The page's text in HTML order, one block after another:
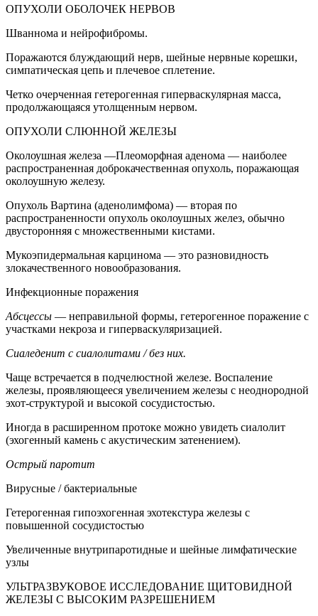
ОПУХОЛИ ОБОЛОЧЕК НЕРВОВ
Шваннома и нейрофибромы.
Поражаются блуждающий нерв, шейные нервные корешки,
симпатическая цепь и плечевое сплетение.
Четко очерченная гетерогенная гиперваскулярная масса,
продолжающаяся утолщенным нервом.
ОПУХОЛИ СЛЮННОЙ ЖЕЛЕЗЫ
Околоушная железа —Плеоморфная аденома — наиболее
распространенная доброкачественная опухоль, поражающая
околоушную железу.
Опухоль Вартина (аденолимфома) — вторая по
распространенности опухоль околоушных желез, обычно
двусторонняя с множественными кистами.
Мукоэпидермальная карцинома — это разновидность
злокачественного новообразования.
Инфекционные поражения
Абсцессы — неправильной формы, гетерогенное поражение с
участками некроза и гиперваскуляризацией.
Сиаледенит с сиалолитами / без них.
Чаще встречается в подчелюстной железе. Воспаление
железы, проявляющееся увеличением железы с неоднородной
эхот-структурой и высокой сосудистостью.
Иногда в расширенном протоке можно увидеть сиалолит
(эхогенный камень с акустическим затенением).
Острый паротит
Вирусные / бактериальные
Гетерогенная гипоэхогенная эхотекстура железы с
повышенной сосудистостью
Увеличенные внутрипаротидные и шейные лимфатические
узлы
УЛЬТРАЗВУКОВОЕ ИССЛЕДОВАНИЕ ЩИТОВИДНОЙ
ЖЕЛЕЗЫ С ВЫСОКИМ РАЗРЕШЕНИЕМ